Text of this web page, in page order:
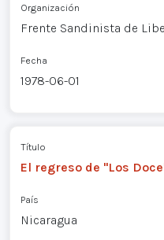
Organización
Frente Sandinista de
Fecha
1978-06-01
Título
El regreso de "Los
País
Nicaragua